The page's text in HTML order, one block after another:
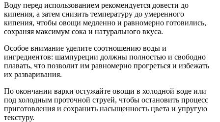
Воду перед использованием рекомендуется довести до
кипения, а затем снизить температуру до умеренного
кипения, чтобы овощи медленно и равномерно готовились,
сохраняя максимум сока и натурального вкуса.
Особое внимание уделите соотношению воды и
ингредиентов: шампуреции должны полностью и свободно
плавать, что позволит им равномерно прогреться и избежать
их разваривания.
По окончании варки остужайте овощи в холодной воде или
под холодным проточной струей, чтобы остановить процесс
приготовления и сохранить насыщенность цвета и упругую
текстуру.